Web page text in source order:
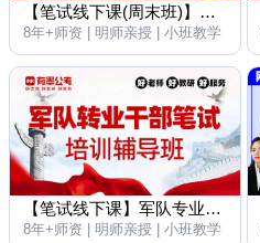
【笔试线下课(周末班)】四川事业单位笔试考试培训班
8年+师资 | 明师亲授 | 小班教学
【笔试线下课】军队专业干部考试笔试培训辅导班（面向全国军转干部）
8年+师资 | 明师亲授 | 小班教学